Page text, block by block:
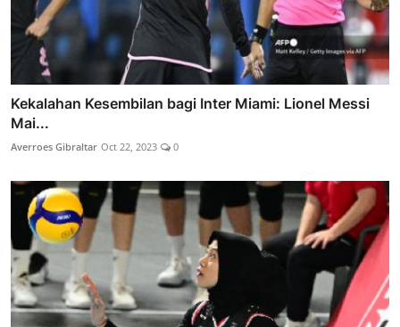
Kekalahan Kesembilan bagi Inter Miami: Lionel Messi
Mai...
Averroes Gibraltar Oct 22, 2023 0